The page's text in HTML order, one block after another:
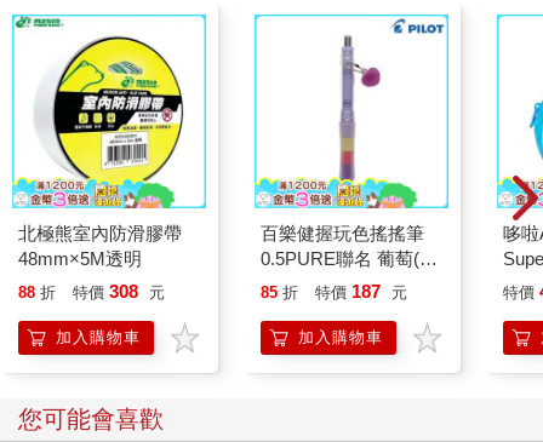
北極熊室內防滑膠帶
48mm×5M透明
88 折 特價 308 元
加入購物車
百樂健握玩色搖搖筆
0.5PURE聯名 葡萄(限
量)
85 折 特價 187 元
加入購物車
哆
遊
特價
您可能會喜歡